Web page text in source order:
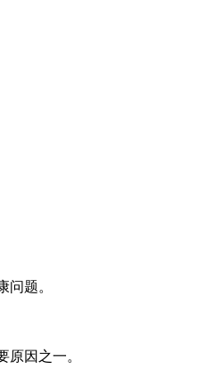
题。
因之一。